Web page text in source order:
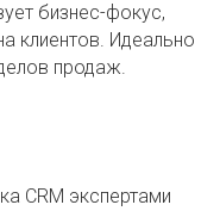
бизнес-фокус,
клиентов. Идеально
продаж.
CRM экспертами